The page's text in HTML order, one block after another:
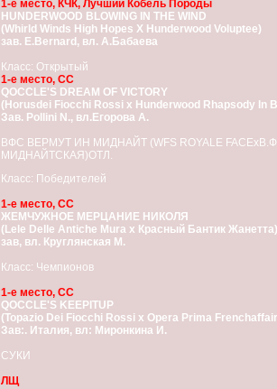
1-е место, КЧК, Лучший Кобель Породы
HUNDERWOOD BLOWING IN THE WIND
(Whirld Winds High Hopes X Hunderwood Voluptee)
зав. E.Bernard, вл. А.Бабаева
Класс: Открытый
1-е место, CC
QOCCLE'S DREAM OF VICTORY
(Horusdei Fiocchi Rossi x Hunderwood Rhapsody In
Зав. Pollini N., вл.Егорова А.
ВФС ВЕРМУТ ИН МИДНАЙТ (WFS ROYALE
МИДНАЙТСКАЯ)ОТЛ.
Класс: Победителей
1-е место, CC
ЖЕМЧУЖНОЕ МЕРЦАНИЕ НИКОЛЯ
(Lele Delle Antiche Mura x Красный Бантик Жанетта)
зав, вл. Круглянская М.
Класс: Чемпионов
1-е место, СС
QOCCLE'S KEEPITUP
(Topazio Dei Fiocchi Rossi х Opera Prima
Зав:. Италия, вл: Миронкина И.
СУКИ
ЛЩ